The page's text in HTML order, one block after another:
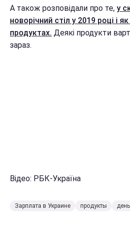
А також розповідали про те, у
новорічний стіл у 2019 році і
продуктах. Деякі продукти
зараз.
Відео: РБК-Україна
Зарплата в Украине продукты